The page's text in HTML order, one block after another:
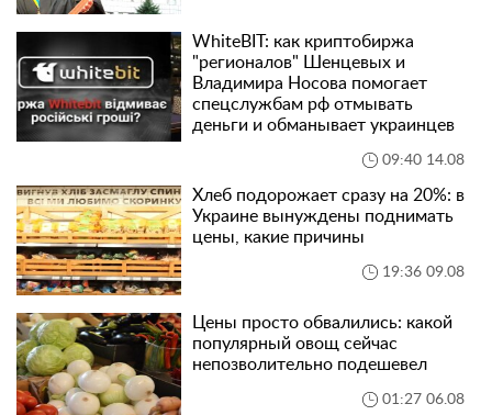
WhiteBIT: как криптобиржа
"регионалов" Шенцевых и
Владимира Носова помогает
спецслужбам рф отмывать
деньги и обманывает украинцев
09:40 14.08
Хлеб подорожает сразу на 20%: в
Украине вынуждены поднимать
цены, какие причины
19:36 09.08
Цены просто обвалились: какой
популярный овощ сейчас
непозволительно подешевел
01:27 06.08